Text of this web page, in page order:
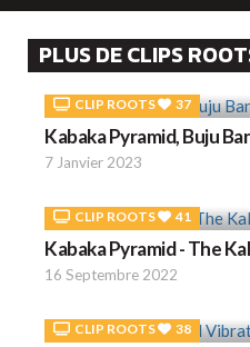
PLUS DE CLIPS
CLIP ROOTS 37
Kabaka Pyramid, Buju
7 Janvier 2023
CLIP ROOTS 41
Kabaka Pyramid - The
16 Septembre 2022
CLIP ROOTS 38